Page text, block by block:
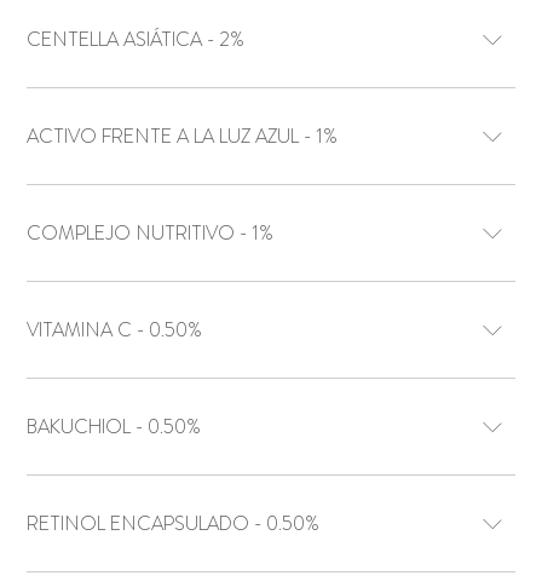
CENTELLA ASIÁTICA - 2%
ACTIVO FRENTE A LA LUZ AZUL - 1%
COMPLEJO NUTRITIVO - 1%
VITAMINA C - 0.50%
BAKUCHIOL - 0.50%
RETINOL ENCAPSULADO - 0.50%